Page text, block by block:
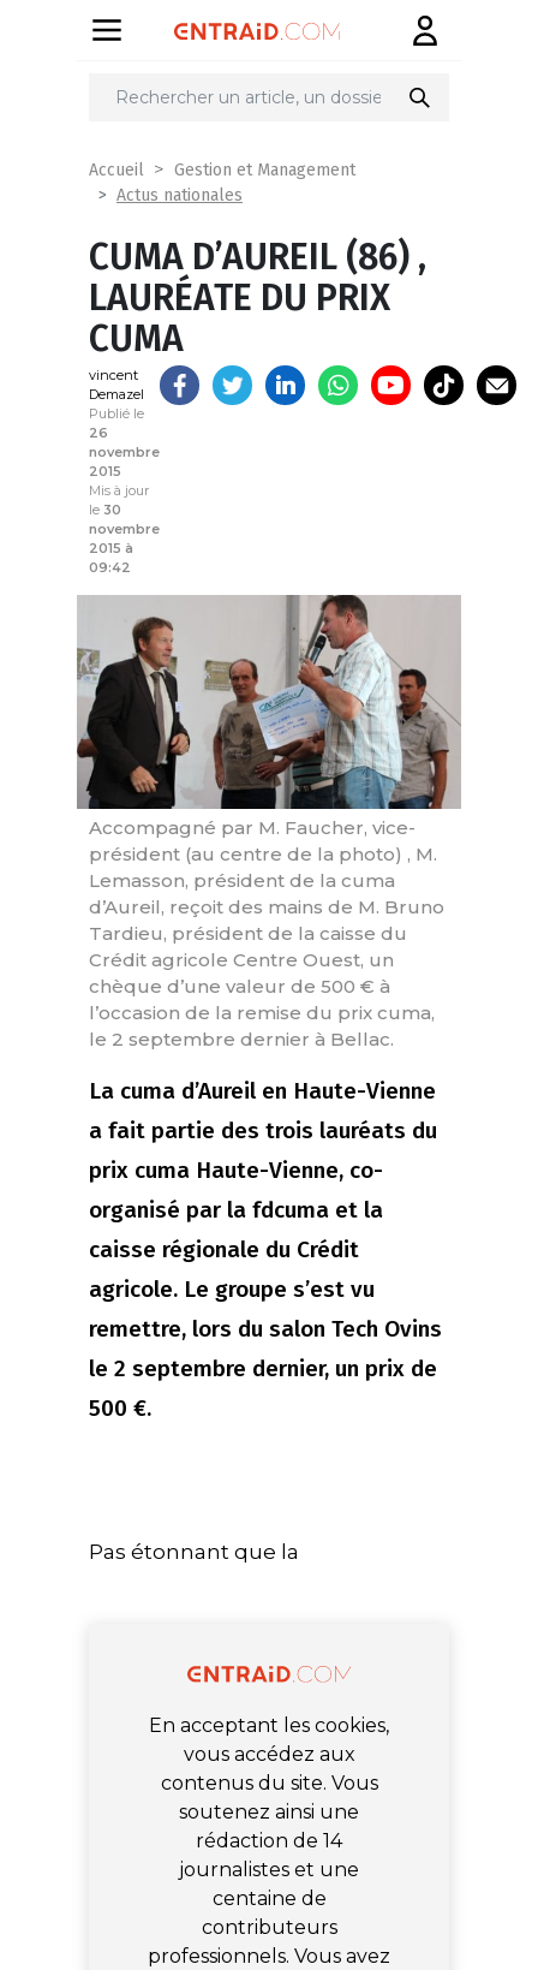
Partager
Accueil
Gestion et Management
Actus nationales
CUMA D’AUREIL (86) ,
LAURÉATE DU PRIX
CUMA
vincent
Demazel
Publié le
26
novembre
2015
Mis à jour
le 30
novembre
2015 à
09:42
Accompagné par M. Faucher, vice-
président (au centre de la photo) , M.
Lemasson, président de la cuma
d’Aureil, reçoit des mains de M. Bruno
Tardieu, président de la caisse du
Crédit agricole Centre Ouest, un
chèque d’une valeur de 500 € à
l’occasion de la remise du prix cuma,
le 2 septembre dernier à Bellac.
La cuma d’Aureil en Haute-Vienne
a fait partie des trois lauréats du
prix cuma Haute-Vienne, co-
organisé par la fdcuma et la
caisse régionale du Crédit
agricole. Le groupe s’est vu
remettre, lors du salon Tech Ovins
le 2 septembre dernier, un prix de
500 €.
Pas étonnant que la
En acceptant les cookies,
vous accédez aux
contenus du site. Vous
soutenez ainsi une
rédaction de 14
journalistes et une
centaine de
contributeurs
professionnels. Vous avez